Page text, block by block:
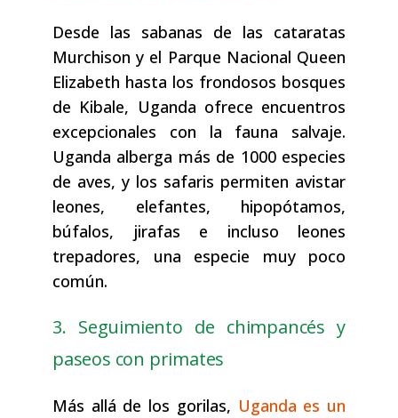
Desde las sabanas de las cataratas
Murchison y el Parque Nacional Queen
Elizabeth hasta los frondosos bosques
de Kibale, Uganda ofrece encuentros
excepcionales con la fauna salvaje.
Uganda alberga más de 1000 especies
de aves, y los safaris permiten avistar
leones, elefantes, hipopótamos,
búfalos, jirafas e incluso leones
trepadores, una especie muy poco
común.
3. Seguimiento de chimpancés y
paseos con primates
Más allá de los gorilas, Uganda es un